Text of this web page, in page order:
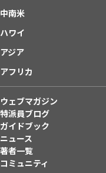
中南米
ハワイ
アジア
アフリカ
ウェブマガジン
特派員ブログ
ガイドブック
ニュース
著者一覧
コミュニティ